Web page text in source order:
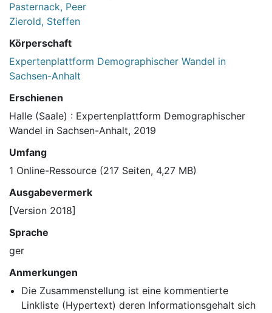
Pasternack, Peer
Zierold, Steffen
Körperschaft
Expertenplattform Demographischer Wandel in
Sachsen-Anhalt
Erschienen
Halle (Saale) : Expertenplattform Demographischer
Wandel in Sachsen-Anhalt, 2019
Umfang
1 Online-Ressource (217 Seiten, 4,27 MB)
Ausgabevermerk
[Version 2018]
Sprache
ger
Anmerkungen
Die Zusammenstellung ist eine kommentierte
Linkliste (Hypertext) deren Informationsgehalt sich